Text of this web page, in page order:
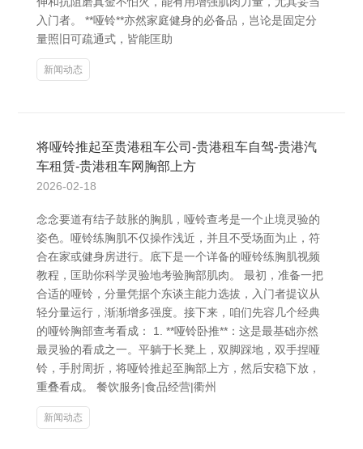
入门者。 **哑铃**亦然家庭健身的必备品，岂论是固定分
量照旧可疏通式，皆能匡助
新闻动态
将哑铃推起至贵港租车公司-贵港租车自驾-贵港汽
车租赁-贵港租车网胸部上方
2026-02-18
念念要道有结子鼓胀的胸肌，哑铃查考是一个止境灵验的
姿色。哑铃练胸肌不仅操作浅近，并且不受场面为止，符
合在家或健身房进行。底下是一个详备的哑铃练胸肌视频
教程，匡助你科学灵验地考验胸部肌肉。 最初，准备一把
合适的哑铃，分量凭据个东谈主能力选拔，入门者提议从
轻分量运行，渐渐增多强度。接下来，咱们先容几个经典
的哑铃胸部查考看成： 1. **哑铃卧推**：这是最基础亦然
最灵验的看成之一。平躺于长凳上，双脚踩地，双手捏哑
铃，手肘周折，将哑铃推起至胸部上方，然后安稳下放，
重叠看成。 餐饮服务|食品经营|衢州
新闻动态